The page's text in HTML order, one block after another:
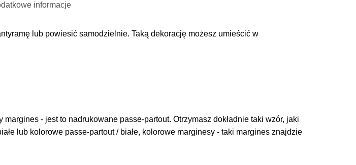
informacje
lub powiesić samodzielnie. Taką dekorację możesz umieścić w
- jest to nadrukowane passe-partout. Otrzymasz dokładnie taki wzór, jaki
lub kolorowe passe-partout / białe, kolorowe marginesy - taki margines znajdzie